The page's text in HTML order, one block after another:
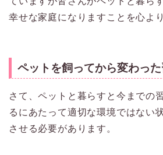
幸せな家庭になりますことを心よ
ペットを飼ってから変わっ
さて、ペットと暮らすと今までの
るにあたって適切な環境ではない
させる必要があります。